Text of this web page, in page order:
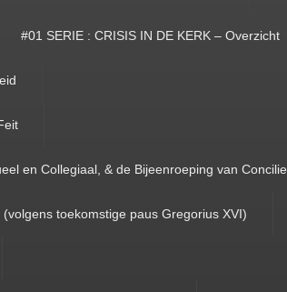
#01 SERIE : CRISIS IN DE KERK – Overzicht
en Collegiaal, & de Bijeenroeping van Concilie
toekomstige paus Gregorius XVI)